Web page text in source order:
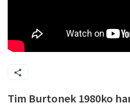
Tim Burtonek 1980ko